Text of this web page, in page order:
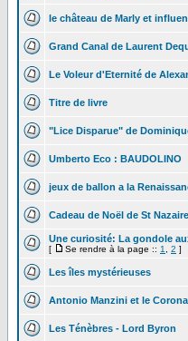
le château de Marly et
Grand Canal de Laurent
Le Voleur d'Eternité de
Titre de livre
"Lice Disparue" de
Umberto Eco : BAUDOLINO
jeux de ballon a la
Cadeau de Noël de St
Une curiosité: La gondole
[ Se rendre à la page :: 1 2 ]
Les îles mystérieuses
Antonio Manzini et le
Les Ténèbres - Lord Byron